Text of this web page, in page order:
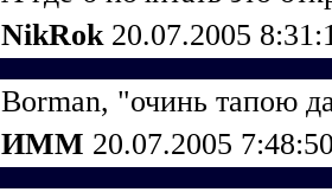
NikRok 20.07.2005
Borman, "очинь тапою
ИММ 20.07.2005